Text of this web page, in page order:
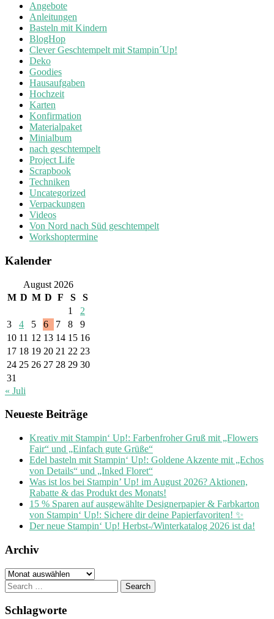
Angebote
Anleitungen
Basteln mit Kindern
BlogHop
Clever Geschtempelt mit Stampin´Up!
Deko
Goodies
Hausaufgaben
Hochzeit
Karten
Konfirmation
Materialpaket
Minialbum
nach geschtempelt
Project Life
Scrapbook
Techniken
Uncategorized
Verpackungen
Videos
Von Nord nach Süd geschtempelt
Workshoptermine
Kalender
August 2026
M D M D F S
S
1
2
3
4 5 6 7 8
9
10 11 12 13 14 15 16
17 18 19 20 21 22 23
24 25 26 27 28 29 30
31
« Juli
Neueste Beiträge
Kreativ mit Stampin‘ Up!: Farbenfroher Gruß mit „Flowers
Fair“ und „Einfach gute Grüße“
Edel basteln mit Stampin‘ Up!: Goldene Akzente mit „Echos
von Details“ und „Inked Floret“
Was ist los bei Stampin’ Up! im August 2026? Aktionen,
Rabatte & das Produkt des Monats!
15 % Sparen auf ausgewählte Designerpapier & Farbkarton
von Stampin‘ Up!: Sichere dir deine Papierfavoriten! ✨
Der neue Stampin‘ Up! Herbst-/Winterkatalog 2026 ist da!
Archiv
Archiv
Search
for:
Schlagworte